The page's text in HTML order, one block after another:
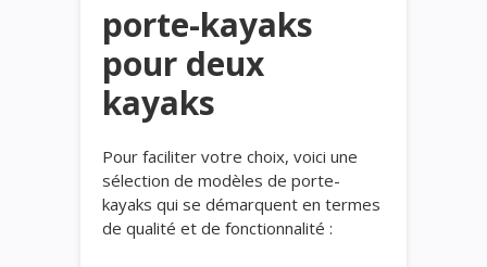
porte-kayaks
pour deux
kayaks
Pour faciliter votre choix, voici une
sélection de modèles de porte-
kayaks qui se démarquent en termes
de qualité et de fonctionnalité :